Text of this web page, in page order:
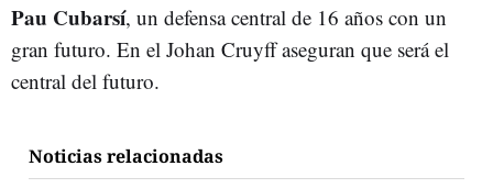
Pau Cubarsí, un defensa central de 16 años con un
gran futuro. En el Johan Cruyff aseguran que será el
central del futuro.
Noticias relacionadas